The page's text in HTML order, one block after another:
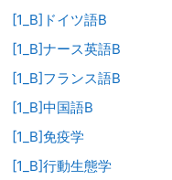
[1_B]ドイツ語B
[1_B]ナース英語B
[1_B]フランス語B
[1_B]中国語B
[1_B]免疫学
[1_B]行動生態学